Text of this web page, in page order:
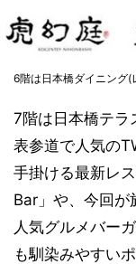
6階は日本橋ダイニング(
7階は日本橋テラ
表参道で人気の
手掛ける最新レ
Bar」や、今回が
人気グルメバー
も馴染みやすい